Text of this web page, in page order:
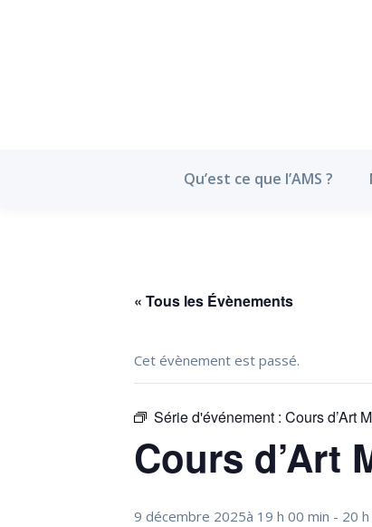
Qu’est ce que l’AMS ?
« Tous les Évènements
Cet évènement est passé.
Série d'événement : Cours d’Art
Cours d’Art
9 décembre 2025à 19 h 00 min - 20